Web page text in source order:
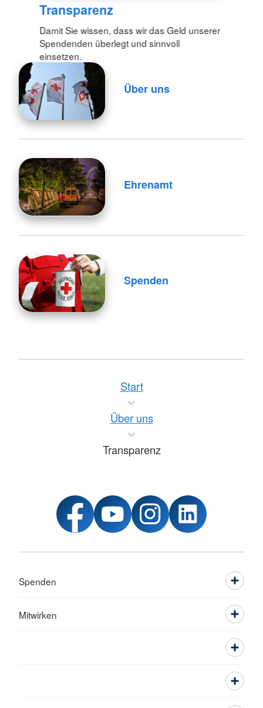
Transparenz
Damit Sie wissen, dass wir das Geld unserer
Spendenden überlegt und sinnvoll
einsetzen.
Über uns
Ehrenamt
Spenden
Start
Über uns
Transparenz
Spenden
Mitwirken